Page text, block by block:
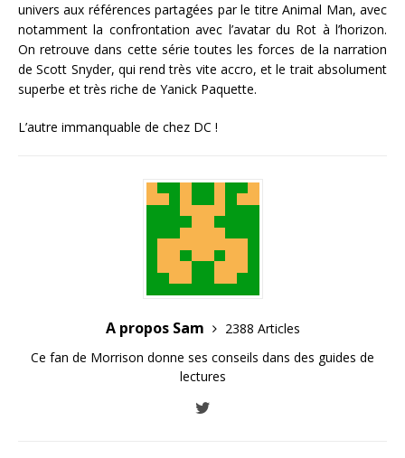
univers aux références partagées par le titre Animal Man, avec
notamment la confrontation avec l’avatar du Rot à l’horizon.
On retrouve dans cette série toutes les forces de la narration
de Scott Snyder, qui rend très vite accro, et le trait absolument
superbe et très riche de Yanick Paquette.
L’autre immanquable de chez DC !
A propos Sam
2388 Articles
Ce fan de Morrison donne ses conseils dans des guides de
lectures